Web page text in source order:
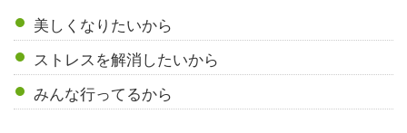
美しくなりたいから
ストレスを解消したいから
みんな行ってるから